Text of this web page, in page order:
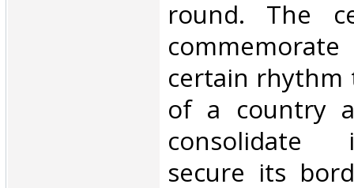
round. The
certain rhythm
of a country
consolidate
secure its